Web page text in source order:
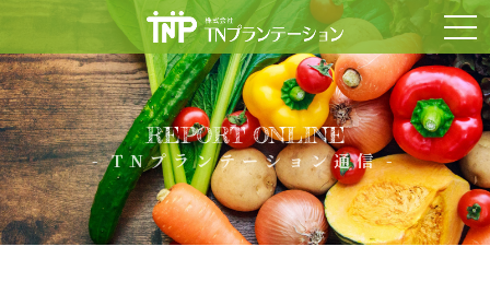
TNプランテーション通信
事業内容
会社案内
お問い合わせ
REPORT ONLINE
TNプランテーション通信